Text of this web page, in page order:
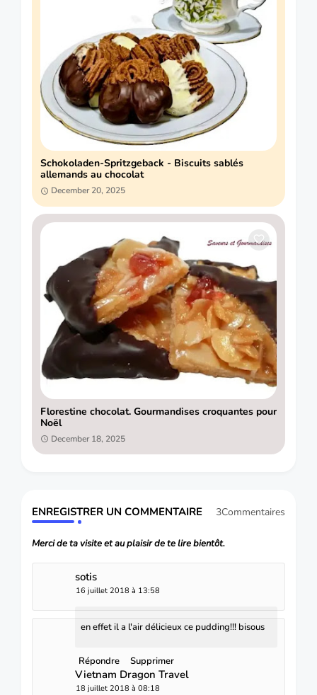
Schokoladen-Spritzgeback - Biscuits sablés
allemands au chocolat
December 20, 2025
Florestine chocolat. Gourmandises croquantes pour
Noël
December 18, 2025
ENREGISTRER UN COMMENTAIRE 3Commentaires
Merci de ta visite et au plaisir de te lire bientôt.
sotis
16 juillet 2018 à 13:58
en effet il a l'air délicieux ce pudding!!! bisous
Répondre Supprimer
Vietnam Dragon Travel
18 juillet 2018 à 08:18